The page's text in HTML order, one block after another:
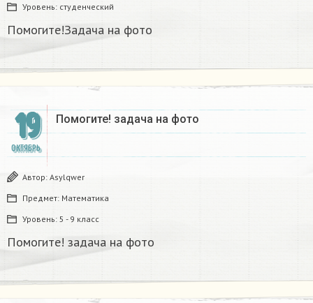
Уровень: студенческий
Помогите!Задача на фото
19
ОКТЯБРЬ
Помогите! задача на фото
Автор: Asylqwer
Предмет: Математика
Уровень: 5 - 9 класс
Помогите! задача на фото